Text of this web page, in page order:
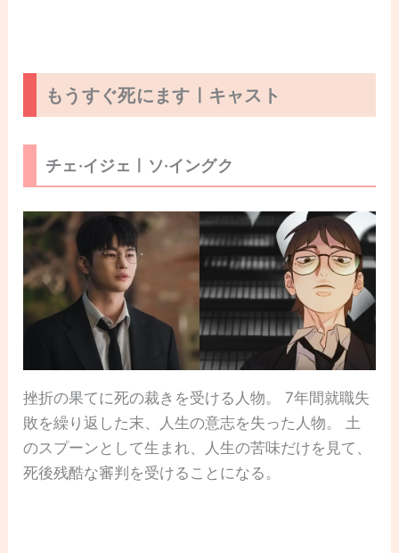
もうすぐ死にますㅣキャスト
チェ·イジェㅣソ·イングク
挫折の果てに死の裁きを受ける人物。 7年間就職失
敗を繰り返した末、人生の意志を失った人物。 土
のスプーンとして生まれ、人生の苦味だけを見て、
死後残酷な審判を受けることになる。